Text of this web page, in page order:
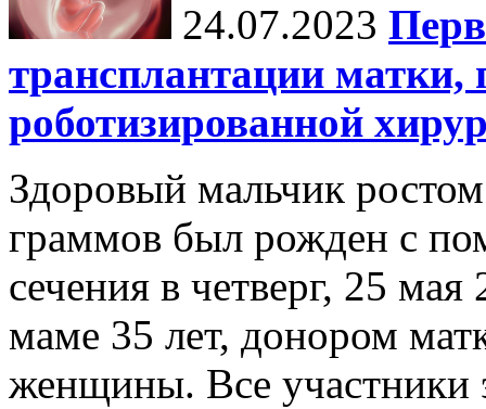
24.07.2023
трансплантации
роботизированной
Здоровый мальчик
граммов был рожден с
сечения в четверг, 25
маме 35 лет, донором
женщины. Все участники